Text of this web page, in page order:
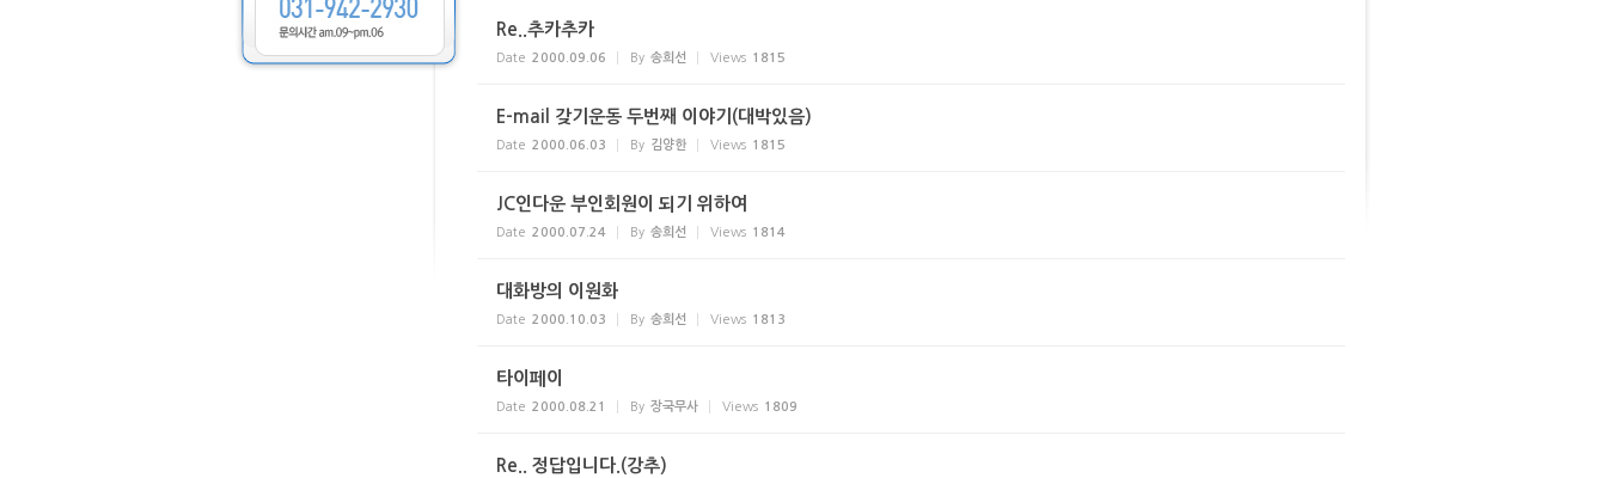
Re..추카추카
Date 2000.09.06 By 송희선 Views 1815
E-mail 갖기운동 두번째 이야기(대박있음)
Date 2000.06.03 By 김양한 Views 1815
JC인다운 부인회원이 되기 위하여
Date 2000.07.24 By 송희선 Views 1814
대화방의 이원화
Date 2000.10.03 By 송희선 Views 1813
타이페이
Date 2000.08.21 By 장국무사 Views 1809
Re.. 정답입니다.(강추)